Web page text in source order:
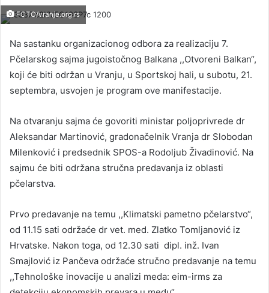
FOTO/vranje.org.rs
Na sastanku organizacionog odbora za realizaciju 7.
Pčelarskog sajma jugoistočnog Balkana ,,Otvoreni Balkan“,
koji će biti održan u Vranju, u Sportskoj hali, u subotu, 21.
septembra, usvojen je program ove manifestacije.
Na otvaranju sajma će govoriti ministar poljoprivrede dr
Aleksandar Martinović, gradonačelnik Vranja dr Slobodan
Milenković i predsednik SPOS-a Rodoljub Živadinović. Na
sajmu će biti održana stručna predavanja iz oblasti
pčelarstva.
Prvo predavanje na temu ,,Klimatski pametno pčelarstvo“,
od 11.15 sati održaće dr vet. med. Zlatko Tomljanović iz
Hrvatske. Nakon toga, od 12.30 sati dipl. inž. Ivan
Smajlović iz Pančeva održaće stručno predavanje na temu
,,Tehnološke inovacije u analizi meda: eim-irms za